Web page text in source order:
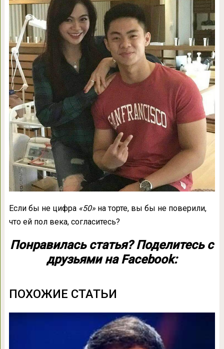
Если бы не цифра «50»на торте, вы бы не поверили,
что ей пол века, согласитесь?
Понравилась статья? Поделитесь с
друзьями на Facebook:
ПОХОЖИЕ СТАТЬИ